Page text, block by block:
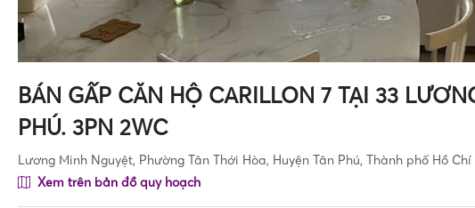
BÁN GẤP CĂN HỘ CARILLON 7 TẠI 33
PHÚ. 3PN 2WC
Lương Minh Nguyệt, Phường Tân Thới Hòa, Huyện Tân Phú, Thành phố Hồ
Xem trên bản đồ quy hoạch